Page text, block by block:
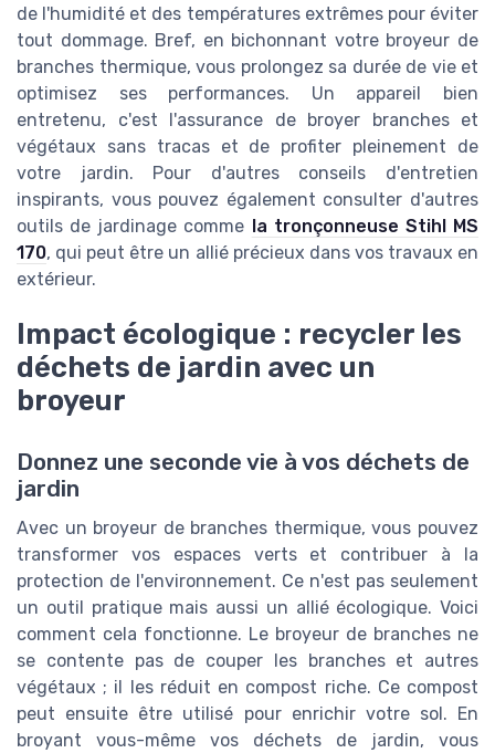
de l'humidité et des températures extrêmes pour éviter
tout dommage. Bref, en bichonnant votre broyeur de
branches thermique, vous prolongez sa durée de vie et
optimisez ses performances. Un appareil bien
entretenu, c'est l'assurance de broyer branches et
végétaux sans tracas et de profiter pleinement de
votre jardin. Pour d'autres conseils d'entretien
inspirants, vous pouvez également consulter d'autres
outils de jardinage comme la tronçonneuse Stihl MS
170, qui peut être un allié précieux dans vos travaux en
extérieur.
Impact écologique : recycler les
déchets de jardin avec un
broyeur
Donnez une seconde vie à vos déchets de
jardin
Avec un broyeur de branches thermique, vous pouvez
transformer vos espaces verts et contribuer à la
protection de l'environnement. Ce n'est pas seulement
un outil pratique mais aussi un allié écologique. Voici
comment cela fonctionne. Le broyeur de branches ne
se contente pas de couper les branches et autres
végétaux ; il les réduit en compost riche. Ce compost
peut ensuite être utilisé pour enrichir votre sol. En
broyant vous-même vos déchets de jardin, vous